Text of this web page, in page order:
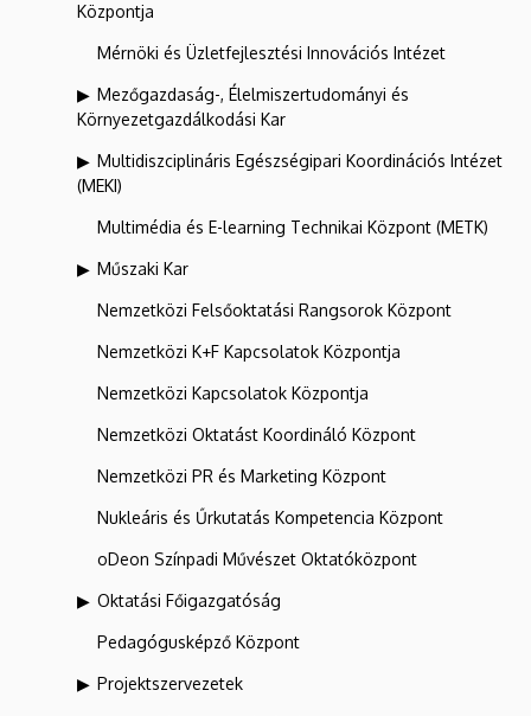
Központja
Mérnöki és Üzletfejlesztési Innovációs Intézet
Mezőgazdaság-, Élelmiszertudományi és
Környezetgazdálkodási Kar
Multidiszciplináris Egészségipari Koordinációs Intézet
(MEKI)
Multimédia és E-learning Technikai Központ (METK)
Műszaki Kar
Nemzetközi Felsőoktatási Rangsorok Központ
Nemzetközi K+F Kapcsolatok Központja
Nemzetközi Kapcsolatok Központja
Nemzetközi Oktatást Koordináló Központ
Nemzetközi PR és Marketing Központ
Nukleáris és Űrkutatás Kompetencia Központ
oDeon Színpadi Művészet Oktatóközpont
Oktatási Főigazgatóság
Pedagógusképző Központ
Projektszervezetek